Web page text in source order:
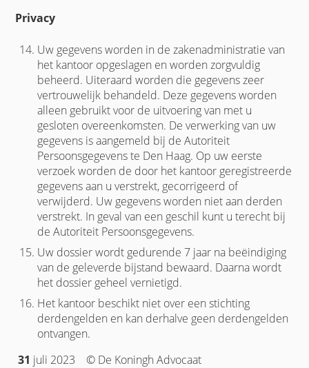
Privacy
Uw gegevens worden in de zakenadministratie van
het kantoor opgeslagen en worden zorgvuldig
beheerd. Uiteraard worden die gegevens zeer
vertrouwelijk behandeld. Deze gegevens worden
alleen gebruikt voor de uitvoering van met u
gesloten overeenkomsten. De verwerking van uw
gegevens is aangemeld bij de Autoriteit
Persoonsgegevens te Den Haag. Op uw eerste
verzoek worden de door het kantoor geregistreerde
gegevens aan u verstrekt, gecorrigeerd of
verwijderd. Uw gegevens worden niet aan derden
verstrekt. In geval van een geschil kunt u terecht bij
de Autoriteit Persoonsgegevens.
Uw dossier wordt gedurende 7 jaar na beëindiging
van de geleverde bijstand bewaard. Daarna wordt
het dossier geheel vernietigd.
Het kantoor beschikt niet over een stichting
derdengelden en kan derhalve geen derdengelden
ontvangen.
31 juli 2023 © De Koningh Advocaat